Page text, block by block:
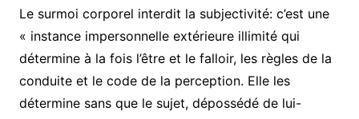
Le surmoi corporel interdit la subjectivité: c’est une
« instance impersonnelle extérieure illimité qui
détermine à la fois l’être et le falloir, les règles de la
conduite et le code de la perception. Elle les
détermine sans que le sujet, dépossédé de lui-